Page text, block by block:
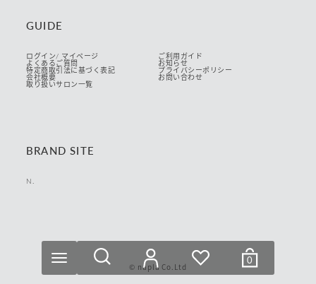
0
リセット 絞り込む
GUIDE
ログイン/ マイページ ご利用ガイド
よくあるご質問 お知らせ
特定商取引法に基づく表記 プライバシーポリシー
会社概要 お問い合わせ
取り扱いサロン一覧
BRAND SITE
N.
© napla Co.Ltd